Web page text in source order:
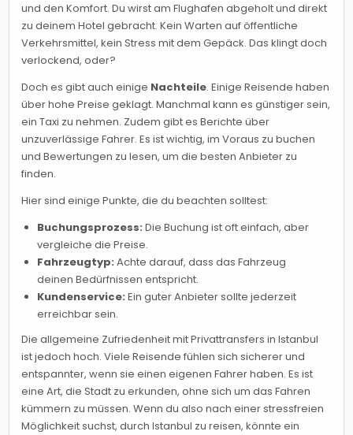
und den Komfort. Du wirst am Flughafen abgeholt und direkt
zu deinem Hotel gebracht. Kein Warten auf öffentliche
Verkehrsmittel, kein Stress mit dem Gepäck. Das klingt doch
verlockend, oder?
Doch es gibt auch einige Nachteile. Einige Reisende haben
über hohe Preise geklagt. Manchmal kann es günstiger sein,
ein Taxi zu nehmen. Zudem gibt es Berichte über
unzuverlässige Fahrer. Es ist wichtig, im Voraus zu buchen
und Bewertungen zu lesen, um die besten Anbieter zu
finden.
Hier sind einige Punkte, die du beachten solltest:
Buchungsprozess: Die Buchung ist oft einfach, aber
vergleiche die Preise.
Fahrzeugtyp: Achte darauf, dass das Fahrzeug
deinen Bedürfnissen entspricht.
Kundenservice: Ein guter Anbieter sollte jederzeit
erreichbar sein.
Die allgemeine Zufriedenheit mit Privattransfers in Istanbul
ist jedoch hoch. Viele Reisende fühlen sich sicherer und
entspannter, wenn sie einen eigenen Fahrer haben. Es ist
eine Art, die Stadt zu erkunden, ohne sich um das Fahren
kümmern zu müssen. Wenn du also nach einer stressfreien
Möglichkeit suchst, durch Istanbul zu reisen, könnte ein